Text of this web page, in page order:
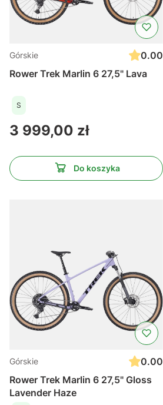
Górskie
0.00
Rower Trek Marlin 6 27,5" Lava
S
Cena
3 999,00 zł
Do koszyka
Górskie
0.00
Rower Trek Marlin 6 27,5" Gloss
Lavender Haze